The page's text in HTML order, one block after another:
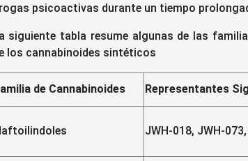
psicoactivas durante un tiempo
siguiente tabla resume algunas de las
los cannabinoides sintéticos
de Cannabinoides Representantes
JWH-018, JWH-